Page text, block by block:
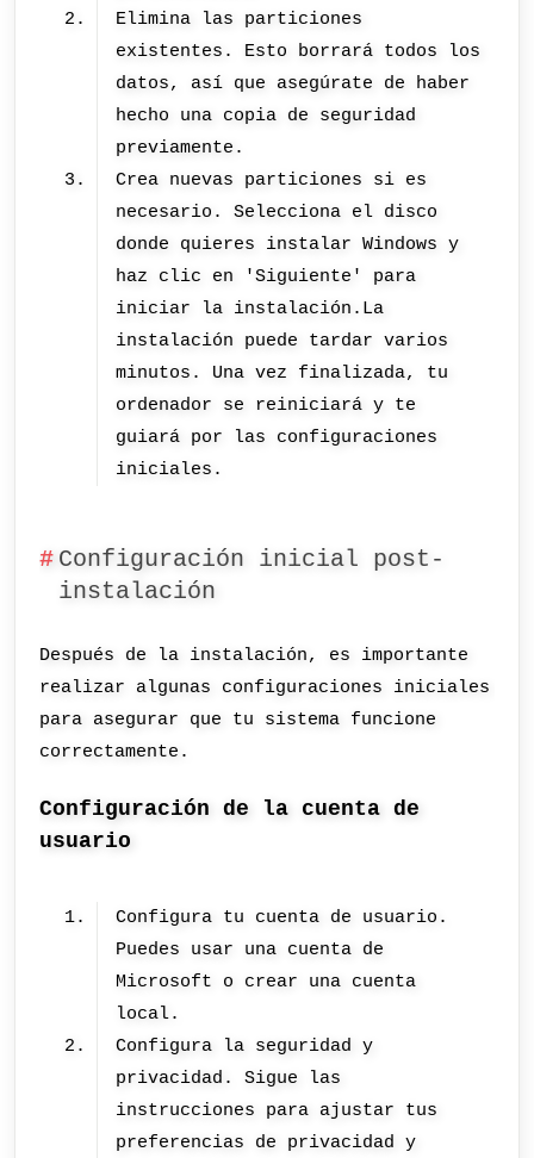
Elimina las particiones
existentes. Esto borrará todos los
datos, así que asegúrate de haber
hecho una copia de seguridad
previamente.
Crea nuevas particiones si es
necesario. Selecciona el disco
donde quieres instalar Windows y
haz clic en 'Siguiente' para
iniciar la instalación.La
instalación puede tardar varios
minutos. Una vez finalizada, tu
ordenador se reiniciará y te
guiará por las configuraciones
iniciales.
Configuración inicial post-
instalación
Después de la instalación, es importante
realizar algunas configuraciones iniciales
para asegurar que tu sistema funcione
correctamente.
Configuración de la cuenta de
usuario
Configura tu cuenta de usuario.
Puedes usar una cuenta de
Microsoft o crear una cuenta
local.
Configura la seguridad y
privacidad. Sigue las
instrucciones para ajustar tus
preferencias de privacidad y